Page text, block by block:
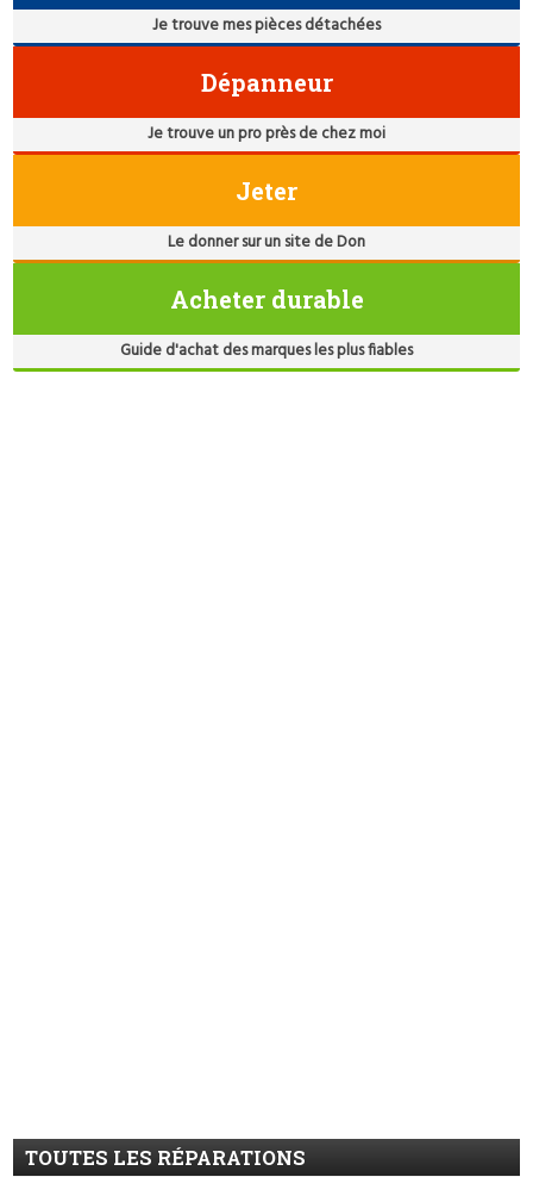
Je trouve mes pièces détachées
Dépanneur
Je trouve un pro près de chez moi
Jeter
Le donner sur un site de Don
Acheter durable
Guide d'achat des marques les plus fiables
TOUTES LES RÉPARATIONS